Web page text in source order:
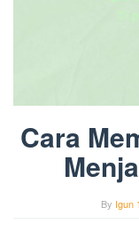
Cara
By Igun